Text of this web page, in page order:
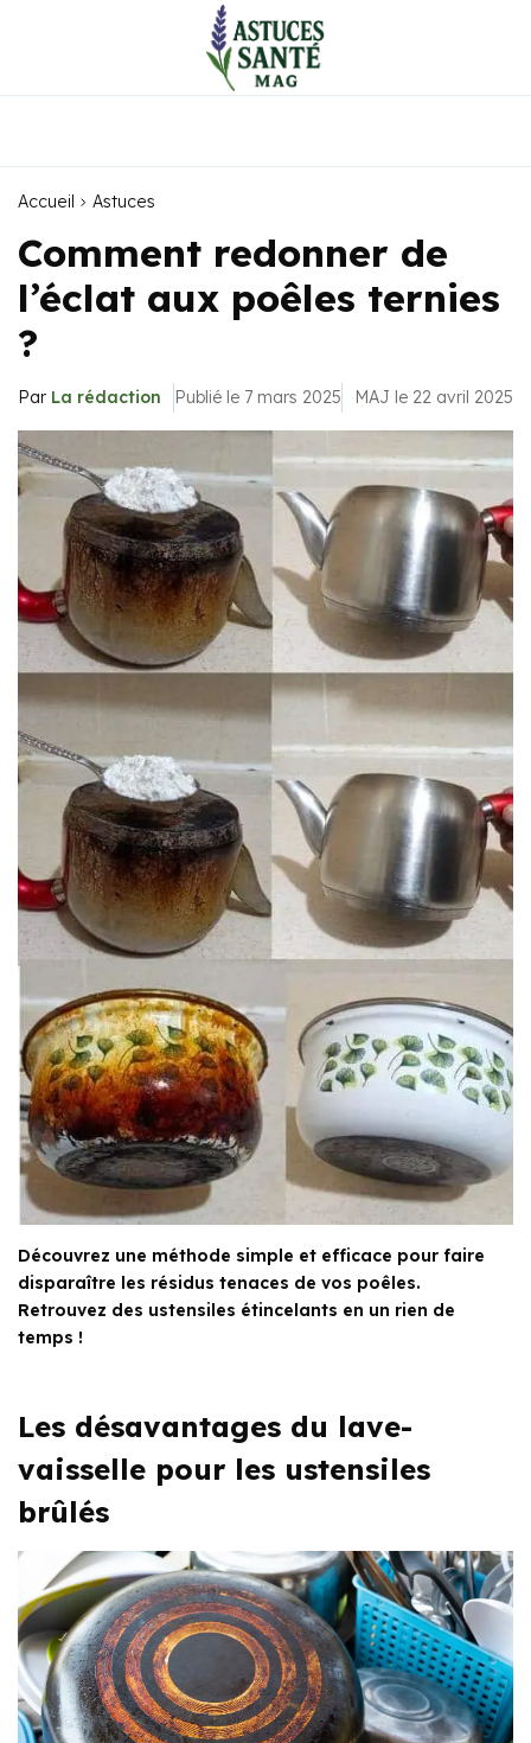
Accueil Astuces
Comment redonner de
l’éclat aux poêles ternies
?
Par La rédaction Publié le 7 mars 2025 MAJ le 22 avril 2025
Découvrez une méthode simple et efficace pour faire
disparaître les résidus tenaces de vos poêles.
Retrouvez des ustensiles étincelants en un rien de
temps !
Les désavantages du lave-
vaisselle pour les ustensiles
brûlés